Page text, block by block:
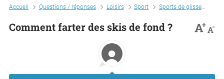
Accueil Questions / réponses Loisirs Sport Sports de glisse
Comment farter des skis de fond ? A+A-